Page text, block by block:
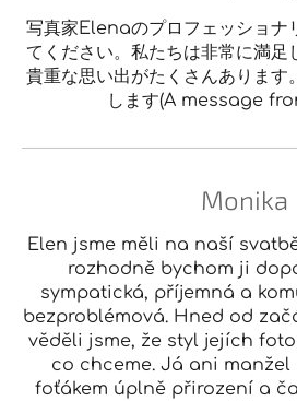
写真家Elenaのプロフェッショナ
てください。私たちは非常に満足
貴重な思い出がたくさんあります
します(A message
Monika
Elen jsme měli na naší
rozhodně bychom ji
sympatická, příjemná a
bezproblémová. Hned od
věděli jsme, že styl jejích
co chceme. Já ani manžel
foťákem úplně přirození a